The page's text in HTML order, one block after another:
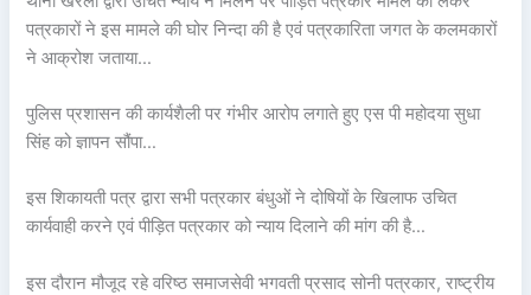
पत्रकारों ने इस मामले की घोर निन्दा की है एवं पत्रकारिता जगत के कलमकारों
ने आक्रोश जताया…
पुलिस प्रशासन की कार्यशैली पर गंभीर आरोप लगाते हुए एस पी महोदया सुधा
सिंह को ज्ञापन सौंपा…
इस शिकायती पत्र द्वारा सभी पत्रकार बंधुओं ने दोषियों के खिलाफ उचित
कार्यवाही करने एवं पीड़ित पत्रकार को न्याय दिलाने की मांग की है…
इस दौरान मौजूद रहे वरिष्ठ समाजसेवी भगवती प्रसाद सोनी पत्रकार, राष्ट्रीय